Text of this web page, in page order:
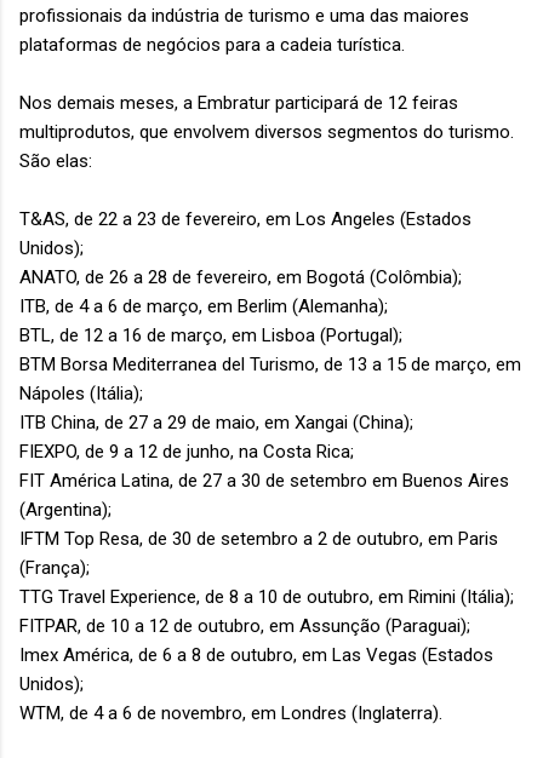
profissionais da indústria de turismo e uma das maiores
plataformas de negócios para a cadeia turística.
Nos demais meses, a Embratur participará de 12 feiras
multiprodutos, que envolvem diversos segmentos do turismo.
São elas:
T&AS, de 22 a 23 de fevereiro, em Los Angeles (Estados
Unidos);
ANATO, de 26 a 28 de fevereiro, em Bogotá (Colômbia);
ITB, de 4 a 6 de março, em Berlim (Alemanha);
BTL, de 12 a 16 de março, em Lisboa (Portugal);
BTM Borsa Mediterranea del Turismo, de 13 a 15 de março, em
Nápoles (Itália);
ITB China, de 27 a 29 de maio, em Xangai (China);
FIEXPO, de 9 a 12 de junho, na Costa Rica;
FIT América Latina, de 27 a 30 de setembro em Buenos Aires
(Argentina);
IFTM Top Resa, de 30 de setembro a 2 de outubro, em Paris
(França);
TTG Travel Experience, de 8 a 10 de outubro, em Rimini (Itália);
FITPAR, de 10 a 12 de outubro, em Assunção (Paraguai);
Imex América, de 6 a 8 de outubro, em Las Vegas (Estados
Unidos);
WTM, de 4 a 6 de novembro, em Londres (Inglaterra).